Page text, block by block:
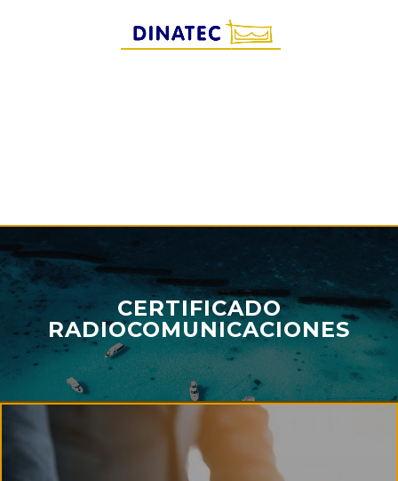
CERTIFICADO
RADIOCOMUNICACIONES